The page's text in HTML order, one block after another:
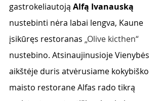
gastrokeliautoją Alfą Ivanauską
nustebinti nėra labai lengva, Kaune
įsikūręs restoranas „Olive kicthen“
nustebino. Atsinaujinusioje Vienybės
aikštėje duris atvėrusiame kokybiško
maisto restorane Alfas rado tikrą